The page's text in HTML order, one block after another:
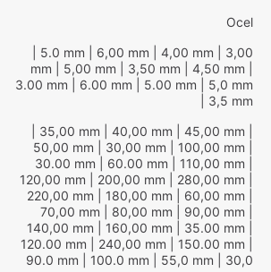
Ocel
| 5.0 mm | 6,00 mm | 4,00 mm | 3,00
mm | 5,00 mm | 3,50 mm | 4,50 mm
3.00 mm | 6.00 mm | 5.00 mm | 5,0 mm
| 3,5 mm
| 35,00 mm | 40,00 mm | 45,00 mm
50,00 mm | 30,00 mm | 100,00 mm
30.00 mm | 60.00 mm | 110,00 mm
120,00 mm | 200,00 mm | 280,00 mm
220,00 mm | 180,00 mm | 60,00 mm
70,00 mm | 80,00 mm | 90,00 mm
140,00 mm | 160,00 mm | 35.00 mm
120.00 mm | 240,00 mm | 150.00 mm
90.0 mm | 100.0 mm | 55,0 mm | 30,0